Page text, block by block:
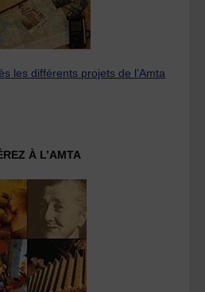
les différents projets de l’Amta
À L’AMTA